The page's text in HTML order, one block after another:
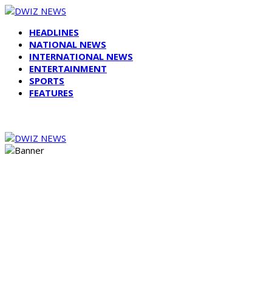
HEADLINES
NATIONAL NEWS
INTERNATIONAL NEWS
ENTERTAINMENT
SPORTS
FEATURES